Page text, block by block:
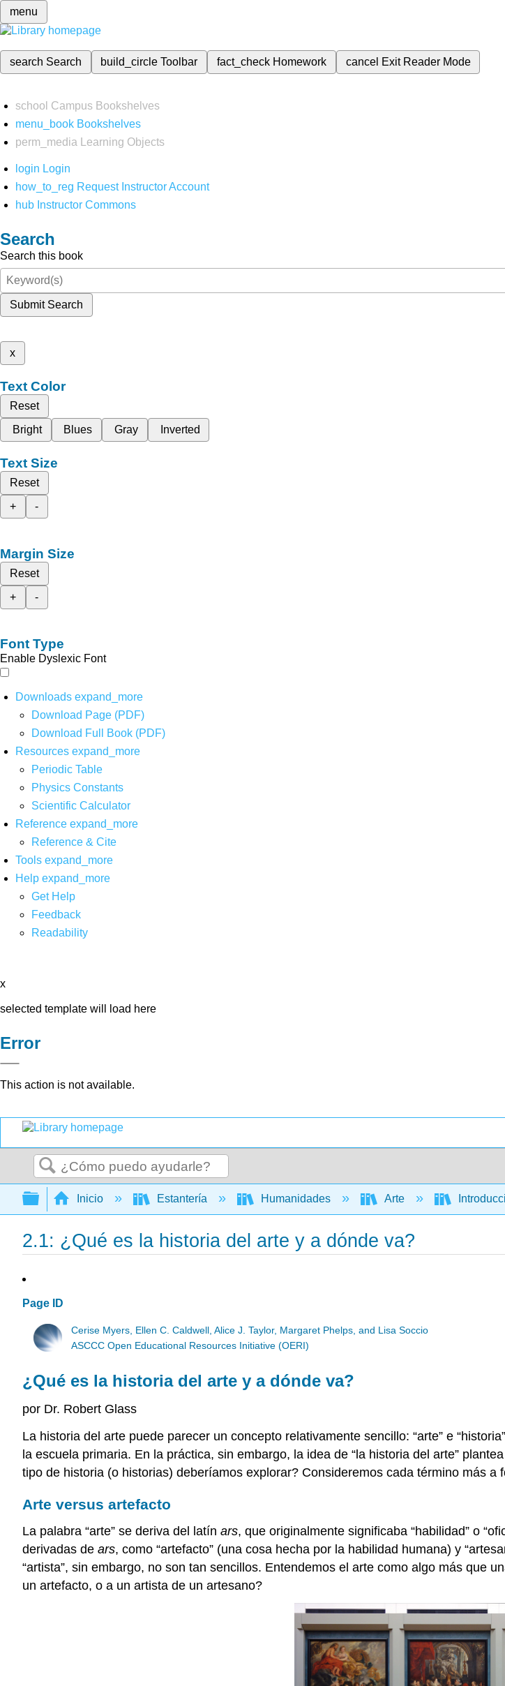
menu
search Search build_circleToolbar fact_check Homework cancel Exit Reader Mode
school Campus Bookshelves
menu_book Bookshelves
perm_media
Learning Objects
login Login
how_to_reg Request Instructor Account
hub Instructor Commons
Search
Search this book
Submit Search
x
Text Color
Reset
Bright
Blues Gray Inverted
Text Size
Reset
+
-
Margin Size
Reset
+
-
Font Type
Enable Dyslexic Font
Downloads expand_more
Download Page (PDF)
Download Full Book (PDF)
Resources expand_more
Periodic Table
Physics Constants
Scientific Calculator
Reference expand_more
Reference & Cite
Tools expand_more
Help expand_more
Get Help
Feedback
Readability
x
selected template will load here
Error
This action is not available.
Buscar
Expandir/contraer jerarquía global
Inicio Estantería Humanidades Arte
2.1: ¿Qué es la historia del arte y a dónde va?
Page ID
Cerise Myers, Ellen C. Caldwell, Alice J. Taylor, Margaret Phelps, and Lisa Soccio
ASCCC Open Educational Resources Initiative (OERI)
¿Qué es la historia del arte y a dónde va?
por Dr. Robert Glass
La historia del arte puede parecer un concepto relativamente sencillo: “arte” e
la escuela primaria. En la práctica, sin embargo, la idea de “la historia del arte”
tipo de historia (o historias) deberíamos explorar? Consideremos cada término más a
Arte versus artefacto
La palabra “arte” se deriva del latín ars, que originalmente significaba “habilidad” o
derivadas de ars, como “artefacto” (una cosa hecha por la habilidad humana) y
“artista”, sin embargo, no son tan sencillos. Entendemos el arte como algo más que
un artefacto, o a un artista de un artesano?